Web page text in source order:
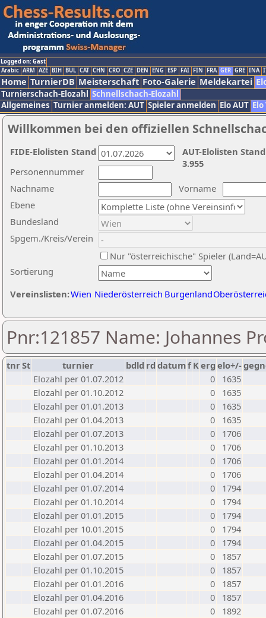
Logged on: Gast
Arabic ARM AZE BIH BUL CAT CHN CRO CZE DEN ENG ESP FAI FIN FRA GER GRE INA
Home TurnierDB Meisterschaft Foto-Galerie Meldekartei
Turnierschach-Elozahl Schnellschach-Elozahl
Allgemeines Turnier anmelden: AUT Spieler anmelden Elo AUT
Willkommen bei den offiziellen
Nachname
Vorname
Ebene
Sortierung
Personennummer
Bundesland
Spgem./Kreis/Verein
Nur "österreichische" Spieler
Vereinslisten:Wien Niederösterreich Burgenland
AUT-Elolisten
3.955
FIDE-Elolisten Stand
Pnr:121857 Name: Johannes
tnrSt turnier bdld rd datumf Kerg elo+/-
Elozahl per 01.07.2012
0
1635
Elozahl per 01.10.2012
0
1635
Elozahl per 01.01.2013
0
1635
Elozahl per 01.04.2013
0
1635
Elozahl per 01.07.2013
0
1706
Elozahl per 01.10.2013
0
1706
Elozahl per 01.01.2014
0
1706
Elozahl per 01.04.2014
0
1706
Elozahl per 01.07.2014
0
1794
Elozahl per 01.10.2014
0
1794
Elozahl per 01.01.2015
0
1794
Elozahl per 10.01.2015
0
1794
Elozahl per 01.04.2015
0
1794
Elozahl per 01.07.2015
0
1857
Elozahl per 01.10.2015
0
1857
Elozahl per 01.01.2016
0
1857
Elozahl per 01.04.2016
0
1857
Elozahl per 01.07.2016
0
1892